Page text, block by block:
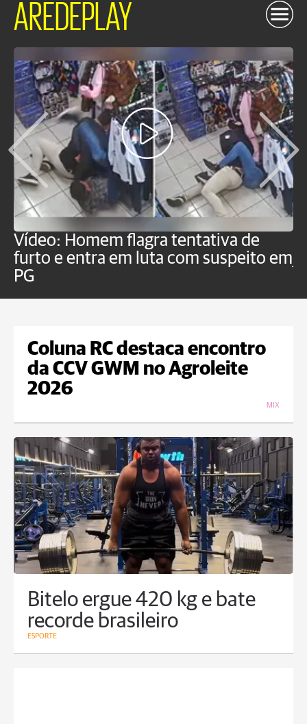
AREDEPLAY
Vídeo: Homem flagra tentativa de
furto e entra em luta com suspeito em
PG
Coluna RC destaca encontro
da CCV GWM no Agroleite
2026
MIX
Bitelo ergue 420 kg e bate
recorde brasileiro
ESPORTE